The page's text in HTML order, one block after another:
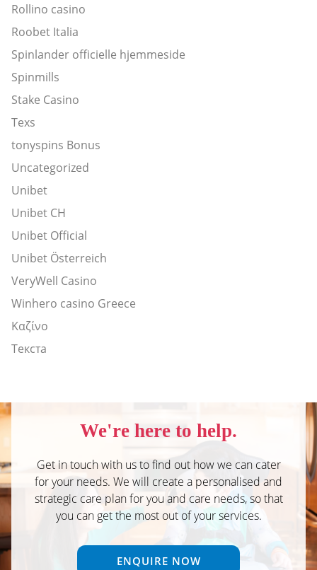
Rollino casino
Roobet Italia
Spinlander officielle hjemmeside
Spinmills
Stake Casino
Texs
tonyspins Bonus
Uncategorized
Unibet
Unibet CH
Unibet Official
Unibet Österreich
VeryWell Casino
Winhero casino Greece
Καζίνο
Текста
We're here to help.
Get in touch with us to find out how we can cater
for your needs. We will create a personalised and
strategic care plan for you and care needs, so that
you can get the most out of your services.
ENQUIRE NOW